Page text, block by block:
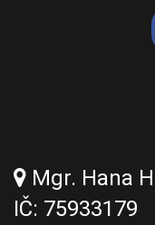
Mgr. Hana
IČ: 75933179